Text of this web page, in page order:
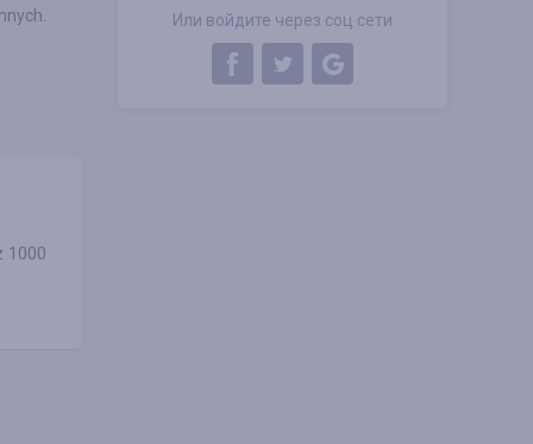
Или войдите через соц сети
1000